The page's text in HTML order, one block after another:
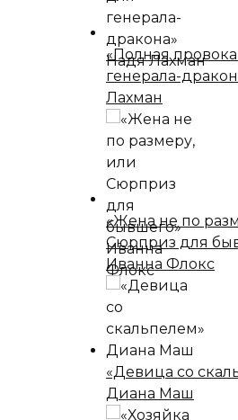
«Полная
генерала-
Лахман
«Жена не по
Сюрприз для
Иванна Флокс
«Девица со
Диана Маш